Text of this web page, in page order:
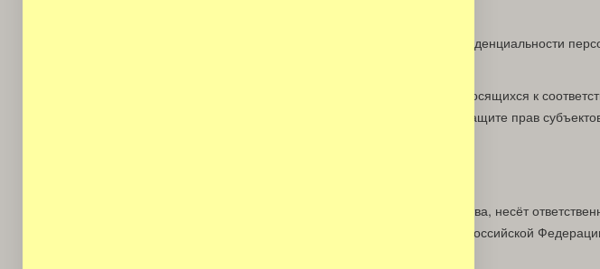
6.2.3. Принимать меры предосторожности для защиты конфиденциальности
6.2.4. Осуществить блокирование персональных данных, относящихся к
законного представителя либо уполномоченного органа по защите прав
7.1. Администрация сайта, не исполнившая свои обязательства, несёт
персональных данных, в соответствии с законодательством Российской